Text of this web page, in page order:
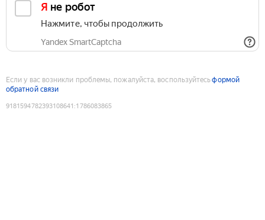
Я не робот
Нажмите, чтобы продолжить
Yandex SmartCaptcha
Если у вас возникли проблемы, пожалуйста, воспользуйтесьформой
обратной связи
9181594782393108641 :1786083865